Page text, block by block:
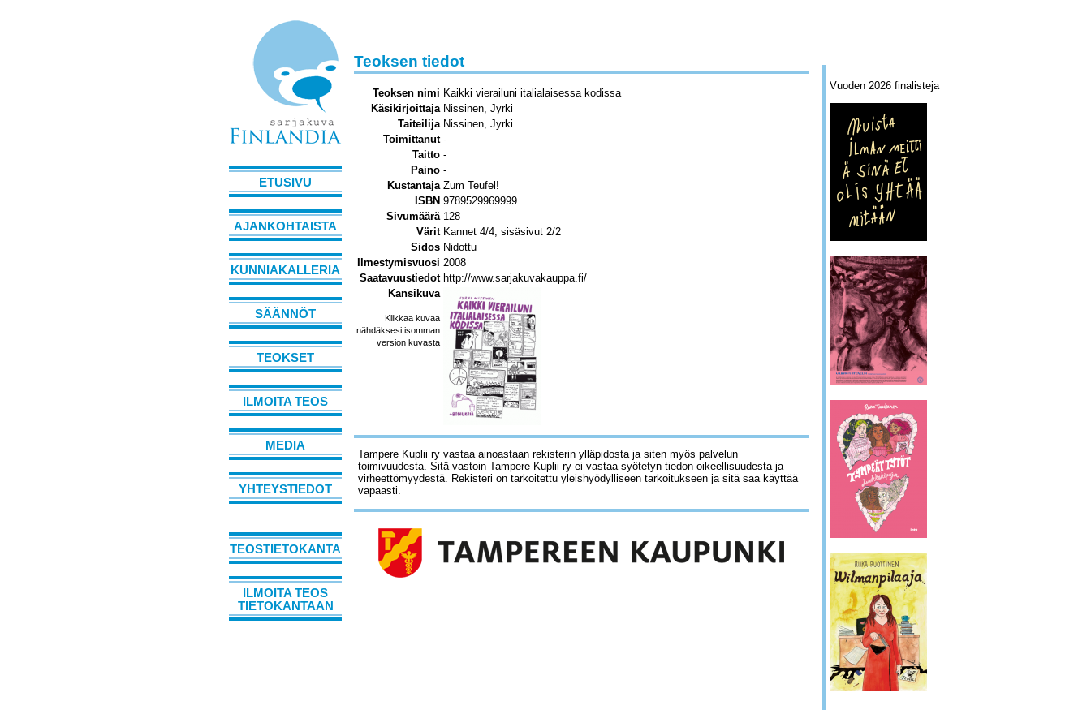
ETUSIVU
AJANKOHTAISTA
KUNNIAKALLERIA
SÄÄNNÖT
TEOKSET
ILMOITA TEOS
MEDIA
YHTEYSTIEDOT
TEOSTIETOKANTA
ILMOITA TEOS
TIETOKANTAAN
Teoksen tiedot
Teoksen nimi Kaikki vierailuni italialaisessa kodissa
Käsikirjoittaja Nissinen, Jyrki
Taiteilija Nissinen, Jyrki
Toimittanut -
Taitto -
Paino -
Kustantaja Zum Teufel!
ISBN 9789529969999
Sivumäärä 128
Värit Kannet 4/4, sisäsivut 2/2
Sidos Nidottu
Ilmestymisvuosi 2008
Saatavuustiedot http://www.sarjakuvakauppa.fi/
Kansikuva
Klikkaa kuvaa
nähdäksesi isomman
version kuvasta
Tampere Kuplii ry vastaa ainoastaan rekisterin ylläpidosta ja siten myös palvelun
toimivuudesta. Sitä vastoin Tampere Kuplii ry ei vastaa syötetyn tiedon oikeellisuudesta ja
virheettömyydestä. Rekisteri on tarkoitettu yleishyödylliseen tarkoitukseen ja sitä saa käyttää
vapaasti.
Vuoden 2026 finalisteja